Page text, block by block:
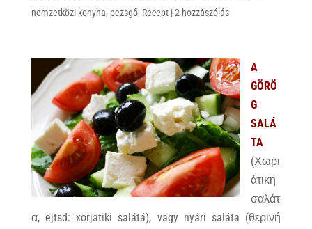
nemzetközi konyha, pezsgő, Recept|2 hozzászólás
A
GÖRÖ
G
SALÁ
TA
(Χωρι
άτικη
σαλάτ
α, ejtsd: xorjatiki salátá), vagy nyári saláta (θερινή